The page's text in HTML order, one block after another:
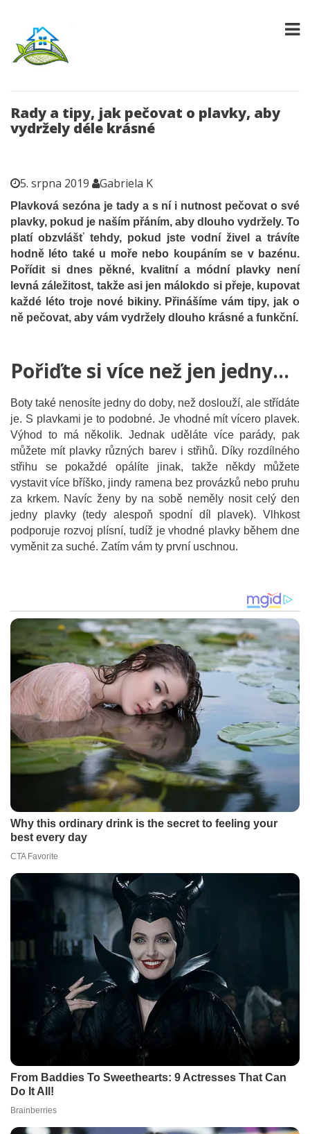
Rady a tipy, jak pečovat o plavky, aby
vydržely déle krásné
5. srpna 2019 Gabriela K
Plavková sezóna je tady a s ní i nutnost pečovat o své
plavky, pokud je naším přáním, aby dlouho vydržely. To
platí obzvlášť tehdy, pokud jste vodní živel a trávíte
hodně léto také u moře nebo koupáním se v bazénu.
Pořídit si dnes pěkné, kvalitní a módní plavky není
levná záležitost, takže asi jen málokdo si přeje, kupovat
každé léto troje nové bikiny. Přinášíme vám tipy, jak o
ně pečovat, aby vám vydržely dlouho krásné a funkční.
Pořiďte si více než jen jedny…
Boty také nenosíte jedny do doby, než doslouží, ale střídáte
je. S plavkami je to podobné. Je vhodné mít vícero plavek.
Výhod to má několik. Jednak uděláte více parády, pak
můžete mít plavky různých barev i střihů. Díky rozdílného
střihu se pokaždé opálíte jinak, takže někdy můžete
vystavit více bříško, jindy ramena bez provázků nebo pruhu
za krkem. Navíc ženy by na sobě neměly nosit celý den
jedny plavky (tedy alespoň spodní díl plavek). Vlhkost
podporuje rozvoj plísní, tudíž je vhodné plavky během dne
vyměnit za suché. Zatím vám ty první uschnou.